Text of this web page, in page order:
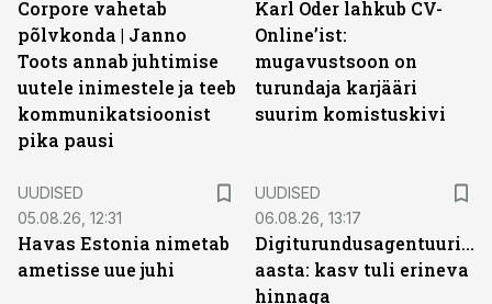
Corpore vahetab
põlvkonda | Janno
Toots annab juhtimise
uutele inimestele ja teeb
kommunikatsioonist
pika pausi
Karl Oder lahkub CV-
Online’ist:
mugavustsoon on
turundaja karjääri
suurim komistuskivi
UUDISED
05.08.26, 12:31
Havas Estonia nimetab
ametisse uue juhi
UUDISED
06.08.26, 13:17
Digiturundusagentuuride
aasta: kasv tuli erineva
hinnaga